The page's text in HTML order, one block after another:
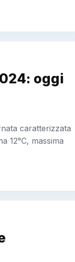
oggi
caratterizzata
12°C, massima